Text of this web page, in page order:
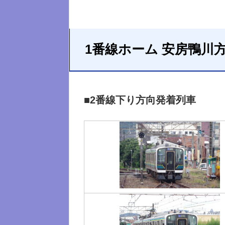
1番線ホーム 安房鴨川
■2番線下り方向発着列車